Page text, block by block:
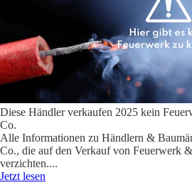
Diese Händler verkaufen 2025 kein
Co.
Alle Informationen zu Händlern &
Co., die auf den Verkauf von Feuerwerk
verzichten....
Jetzt lesen